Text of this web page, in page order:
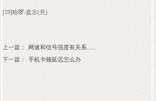
[19]哈啰-盘古(月)
上一篇：
网速和信号强度有关系......
下一篇：
手机卡顿延迟怎么办